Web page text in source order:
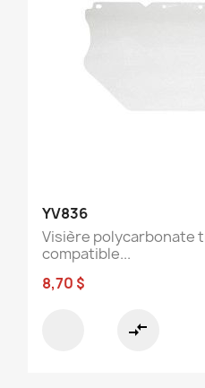
YV836
Visière polycarbonate
compatible...
8,70 $
compare_arrows